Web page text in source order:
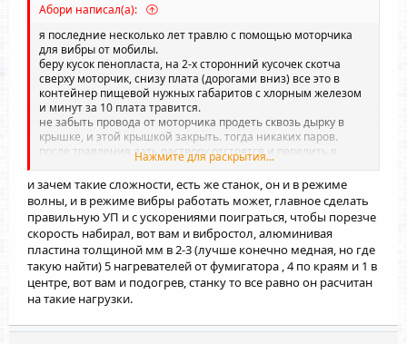
Абори написал(а):
я последние несколько лет травлю с помощью моторчика
для вибры от мобилы.
беру кусок пенопласта, на 2-х сторонний кусочек скотча
сверху моторчик, снизу плата (дорогами вниз) все это в
контейнер пищевой нужных габаритов с хлорным железом
и минут за 10 плата травится.
не забыть провода от моторчика продеть сквозь дырку в
крышке, и этой крышкой закрыть. тогда никаких паров.
после травления дать раствору отстоятся и перелить в
темную посуду. (я использую темную пластиковую сиську из
под кваса). таким образом иногда добавляя в раствор
щепотку-другую свежего (с грядки
) хлорного железа,
пользуюсь этим раствором уже года 3.
Нажмите для раскрытия...
и зачем такие сложности, есть же станок, он и в режиме
волны, и в режиме вибры работать может, главное сделать
правильную УП и с ускорениями поиграться, чтобы порезче
скорость набирал, вот вам и вибростол, алюминивая
пластина толщиной мм в 2-3 (лучше конечно медная, но где
такую найти) 5 нагревателей от фумигатора , 4 по краям и 1 в
центре, вот вам и подогрев, станку то все равно он расчитан
на такие нагрузки.